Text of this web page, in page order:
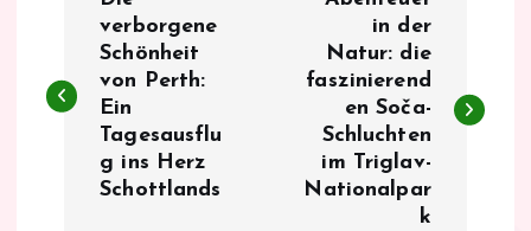
i
verborgene
Schönheit
von Perth:
Ein
Tagesausflu
g ins Herz
Schottlands
in der
Natur: die
faszinierend
en Soča-
Schluchten
im Triglav-
Nationalpar
k